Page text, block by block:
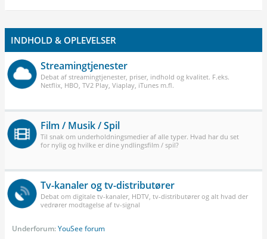
INDHOLD & OPLEVELSER
Streamingtjenester
Debat af streamingtjenester, priser, indhold og kvalitet. F.eks.
Netflix, HBO, TV2 Play, Viaplay, iTunes m.fl.
Film / Musik / Spil
Til snak om underholdningsmedier af alle typer. Hvad har du set
for nylig og hvilke er dine yndlingsfilm / spil?
Tv-kanaler og tv-distributører
Debat om digitale tv-kanaler, HDTV, tv-distributører og alt hvad der
vedrører modtagelse af tv-signal
Underforum:YouSee forum